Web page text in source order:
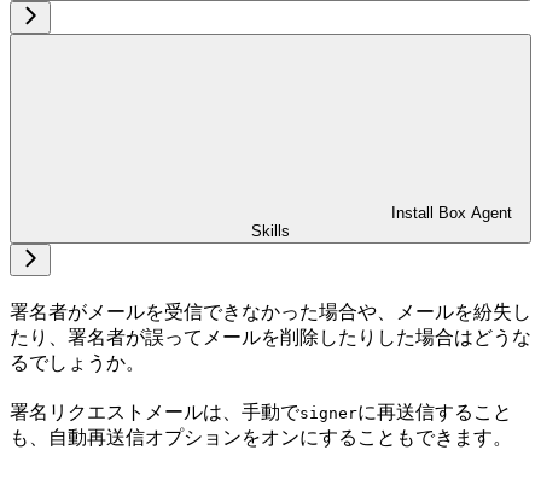
Install Box Agent
Skills
署名者がメールを受信できなかった場合や、メールを紛失し
たり、署名者が誤ってメールを削除したりした場合はどうな
るでしょうか。
署名リクエストメールは、手動でsignerに再送信すること
も、自動再送信オプションをオンにすることもできます。